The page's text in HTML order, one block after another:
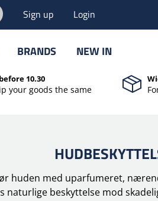
Sign up Login
BRANDS NEW IN
10.30
your goods the same
huden med uparfumeret,
naturlige beskyttelse mod